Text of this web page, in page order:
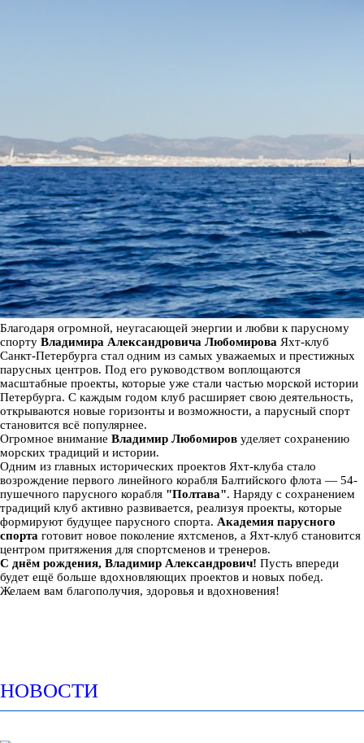
Благодаря огромной, неугасающей энергии и любви к парусному
спорту Владимира Александровича Любомирова Яхт-клуб
Санкт-Петербурга стал одним из самых уважаемых и престижных
парусных центров. Под его руководством воплощаются
масштабные проекты, которые уже стали частью морской истории
Петербурга. С каждым годом клуб расширяет свою деятельность,
открываются новые горизонты и возможности, а парусный спорт
становится всё популярнее.
Огромное внимание Владимир Любомиров уделяет сохранению
морских традиций и истории.
Одним из главных исторических проектов Яхт-клуба стало
возрождение первого линейного корабля Балтийского флота — 54-
пушечного парусного корабля "Полтава". Наряду с сохранением
традиций клуб активно развивается, реализуя проекты, которые
формируют будущее парусного спорта. Академия парусного
спорта готовит новое поколение яхтсменов, а Яхт-клуб становится
центром притяжения для спортсменов и тренеров.
С днём рождения, Владимир Александрович! Пусть впереди
будет ещё больше вдохновляющих проектов и новых побед.
Желаем вам благополучия, здоровья и вдохновения!
НОВОСТИ